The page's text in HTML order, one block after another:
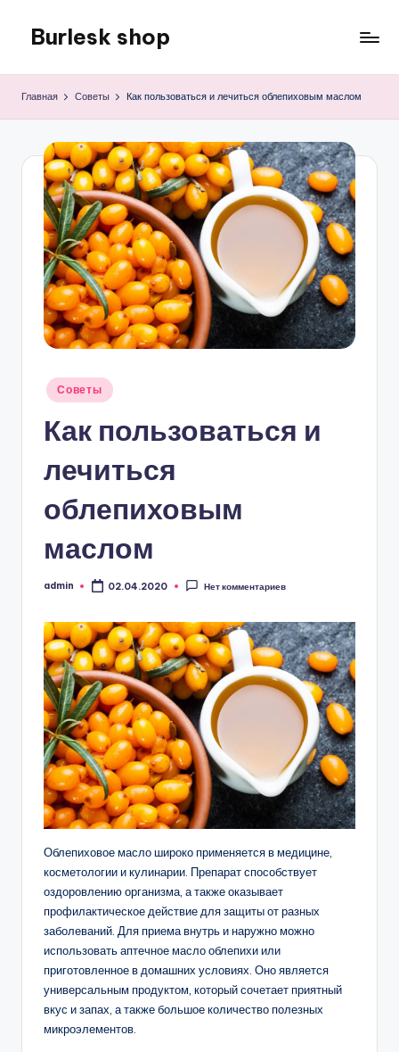
Перейти
содержимому
Burlesk shop
семьи
Главная Советы Как пользоваться и лечиться облепиховым маслом
Опубликовано
Советы
Как пользоваться и
лечиться
облепиховым
маслом
Запись
admin 02.04.2020 Нет комментариев
Облепиховое масло широко применяется в медицине,
косметологии и кулинарии. Препарат способствует
оздоровлению организма, а также оказывает
профилактическое действие для защиты от разных
заболеваний. Для приема внутрь и наружно можно
использовать аптечное масло облепихи или
приготовленное в домашних условиях. Оно является
универсальным продуктом, который сочетает приятный
вкус и запах, а также большое количество полезных
микроэлементов.